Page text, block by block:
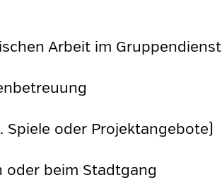
Arbeit im Gruppendienst
oder Projektangebote)
oder beim Stadtgang